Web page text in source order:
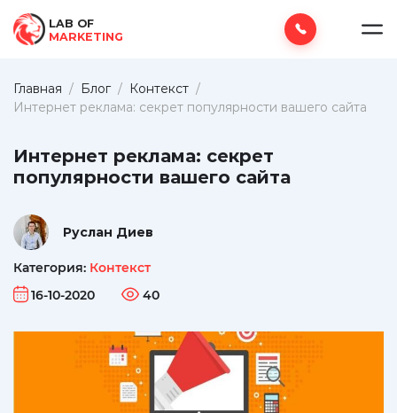
LAB OF
MARKETING
Главная / Блог / Контекст /
Интернет реклама: секрет популярности вашего сайта
Интернет реклама: секрет
популярности вашего сайта
Руслан Диев
Категория: Контекст
16-10-2020
40